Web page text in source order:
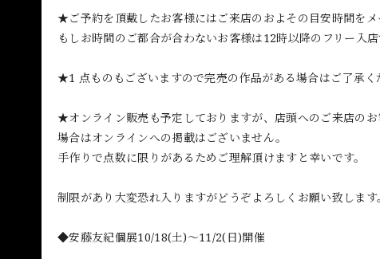
★ご予約を頂戴したお客様にはご来店のおよその目安時間を
もしお時間のご都合が合わないお客様は12時以降のフリー入店
★1 点ものもございますので完売の作品がある場合はご了承く
★オンライン販売も予定しておりますが、店頭へのご来店の
場合はオンラインへの掲載はございません。
手作りで点数に限りがあるためご理解頂けますと幸いです。
制限があり大変恐れ入りますがどうぞよろしくお願い致します。
◆安藤友紀個展10/18(土)〜11/2(日)開催